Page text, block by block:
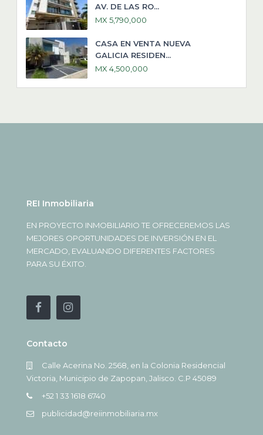
AV. DE LAS RO...
MX 5,790,000
CASA EN VENTA NUEVA
GALICIA RESIDEN...
MX 4,500,000
REI Inmobiliaria
EN PROYECTO INMOBILIARIO TE OFRECEREMOS LAS
MEJORES OPORTUNIDADES DE INVERSIÓN EN EL
MERCADO, EVALUANDO DIFERENTES FACTORES
PARA SU ÉXITO.
Contacto
Calle Acerina No. 2568, en la Colonia Residencial
Victoria, Municipio de Zapopan, Jalisco. C.P 45089
+52 1 33 1618 6740
publicidad@reiinmobiliaria.mx